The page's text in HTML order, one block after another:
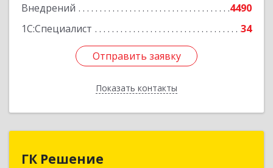
Внедрений
4490
1С:Специалист
34
Отправить заявку
Показать контакты
Отправить заявку
Назад
ГК Решение